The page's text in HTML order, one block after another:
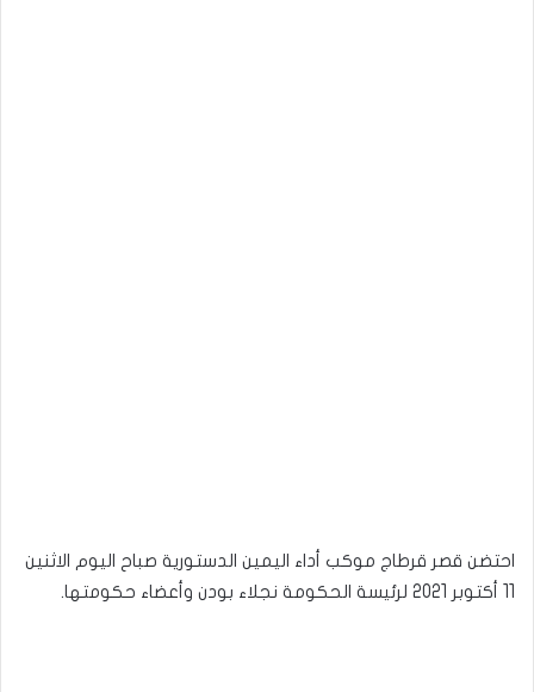
احتضن قصر قرطاج موكب أداء اليمين الدستورية صباح اليوم الاثنين
11 أكتوبر 2021 لرئيسة الحكومة نجلاء بودن وأعضاء حكومتها.